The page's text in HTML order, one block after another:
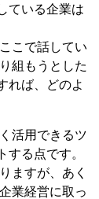
ている企業は
こで話してい
組もうとした
れば、どのよ
活用できるツ
する点です。
ますが、あく
業経営に取っ